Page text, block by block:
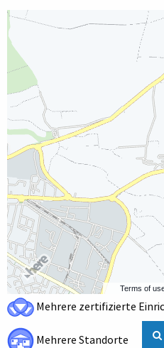
Terms of
Mehrere zertifizierte
Mehrere Standorte